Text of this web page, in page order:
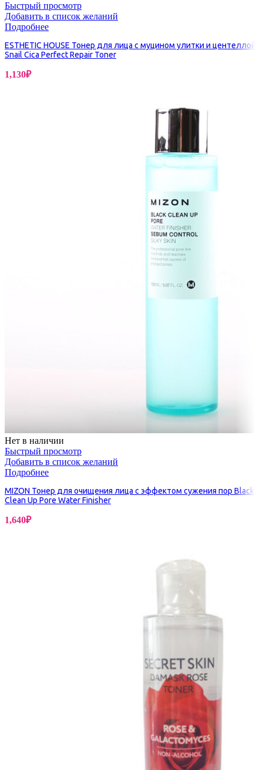
Быстрый просмотр
Добавить в список желаний
Подробнее
ESTHETIC HOUSE Тонер для лица с муцином улитки и центеллой
Snail Cica Perfect Repair Toner
1,130₽
Нет в наличии
Быстрый просмотр
Добавить в список желаний
Подробнее
MIZON Тонер для очищения лица с эффектом сужения пор Black
Clean Up Pore Water Finisher
1,640₽